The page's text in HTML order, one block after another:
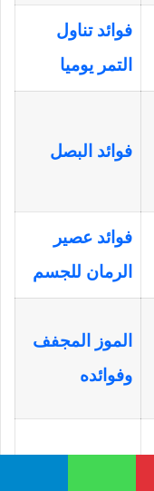
فوائد تناول
التمر يوميا
فوائد البصل
فوائد عصير
الرمان للجسم
الموز المجفف
وفوائده